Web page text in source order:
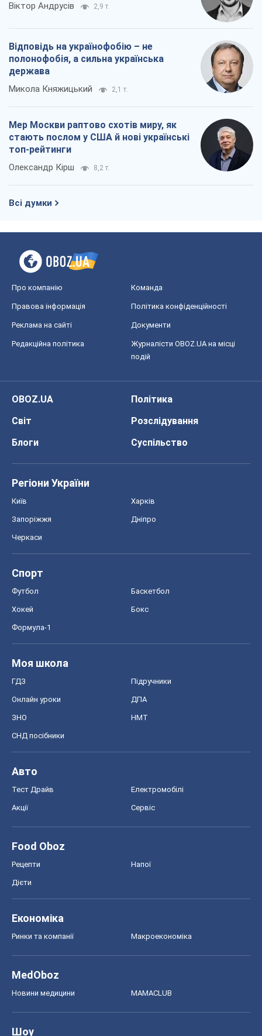
Віктор Андрусів 2,9 т.
Відповідь на українофобію – не
полонофобія, а сильна українська
держава
Микола Княжицький 2,1 т.
Мер Москви раптово схотів миру, як
стають послом у США й нові українські
топ-рейтинги
Олександр Кірш 8,2 т.
Всі думки
Про компанію Команда
Правова інформація Політика конфіденційності
Реклама на сайті Документи
Редакційна політика
Журналісти OBOZ.UA на місці
подій
OBOZ.UA
Політика
Світ
Розслідування
Блоги
Суспільство
Регіони України
Київ Харків
Запоріжжя Дніпро
Черкаси
Спорт
Футбол Баскетбол
Хокей Бокс
Формула-1
Моя школа
ГДЗ Підручники
Онлайн уроки ДПА
ЗНО НМТ
СНД посібники
Авто
Тест Драйв Електромобілі
Акції Сервіс
Food Oboz
Рецепти Напої
Дієти
Економіка
Ринки та компанії Макроекономіка
MedOboz
Новини медицини MAMACLUB
Шоу